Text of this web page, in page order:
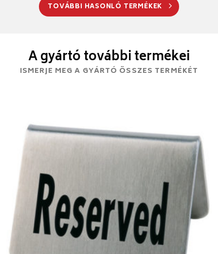
TOVÁBBI HASONLÓ TERMÉKEK
A gyártó további termékei
ISMERJE MEG A GYÁRTÓ ÖSSZES TERMÉKÉT